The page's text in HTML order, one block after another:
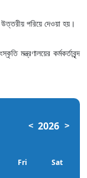
পরিয়ে দেওয়া হয়।
মন্ত্রণালয়ের কর্মকর্তাবৃন্দ
< 2026 >
Fri Sat